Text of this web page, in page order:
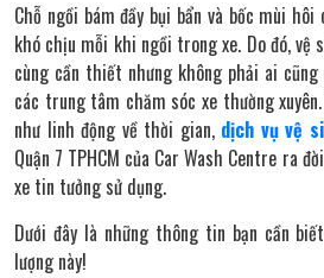
Chỗ ngồi bám đầy bụi bẩn và bốc mùi
khó chịu mỗi khi ngồi trong xe. Do đó,
cùng cần thiết nhưng không phải ai
các trung tâm chăm sóc xe thường
như linh động về thời gian, dịch vụ vệ
Quận 7 TPHCM của Car Wash Centre ra
xe tin tưởng sử dụng.
Dưới đây là những thông tin bạn cần
lượng này!